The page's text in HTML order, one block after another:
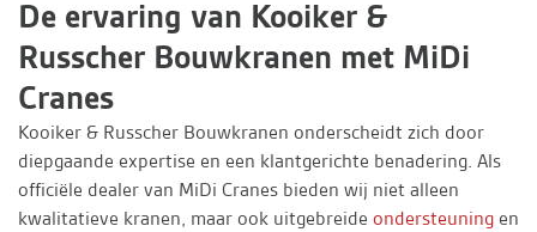
De ervaring van Kooiker &
Russcher Bouwkranen met MiDi
Cranes
Kooiker & Russcher Bouwkranen onderscheidt zich door
diepgaande expertise en een klantgerichte benadering. Als
officiële dealer van MiDi Cranes bieden wij niet alleen
kwalitatieve kranen, maar ook uitgebreide ondersteuning en